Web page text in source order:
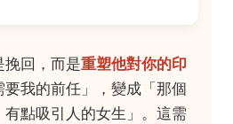
挽回，而是重塑他對你的印
我的前任」，變成「那個
點吸引人的女生」。這需